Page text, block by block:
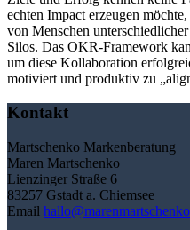
echten Impact erzeugen
von Menschen
Silos. Das OKR-Framework
um diese Kollaboration
motiviert und produktiv zu
Kontakt
Martschenko Markenberatung
Maren Martschenko
Lienzinger Straße 6
83257 Gstadt a. Chiemsee
Email